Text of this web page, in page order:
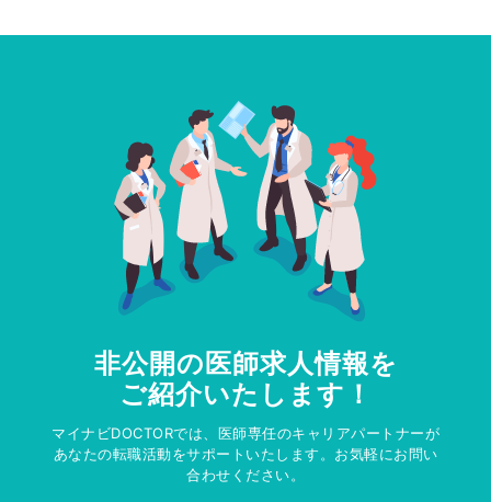
非公開の医師求人情報を
ご紹介いたします！
マイナビDOCTORでは、医師専任のキャリアパートナーが
あなたの転職活動をサポートいたします。お気軽にお問い
合わせください。